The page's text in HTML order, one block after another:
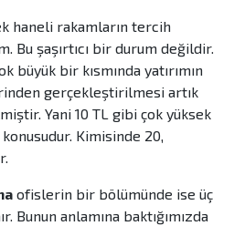
haneli rakamların tercih
Bu şaşırtıcı bir durum değildir.
büyük bir kısmında yatırımın
gerçekleştirilmesi artık
Yani 10 TL gibi çok yüksek
Kimisinde 20,
ofislerin bir bölümünde ise üç
Bunun anlamına baktığımızda